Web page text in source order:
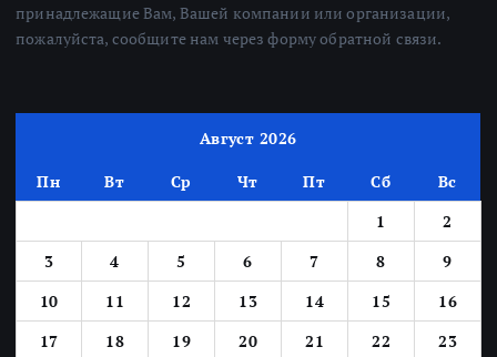
принадлежащие Вам, Вашей компании или организации,
пожалуйста, сообщите нам через форму обратной связи.
Август 2026
Пн Вт Ср Чт Пт Сб
Вс
1
2
3
4 5 6 7 8
9
10
11 12 13 14 15
16
17
18 19 20 21 22
23